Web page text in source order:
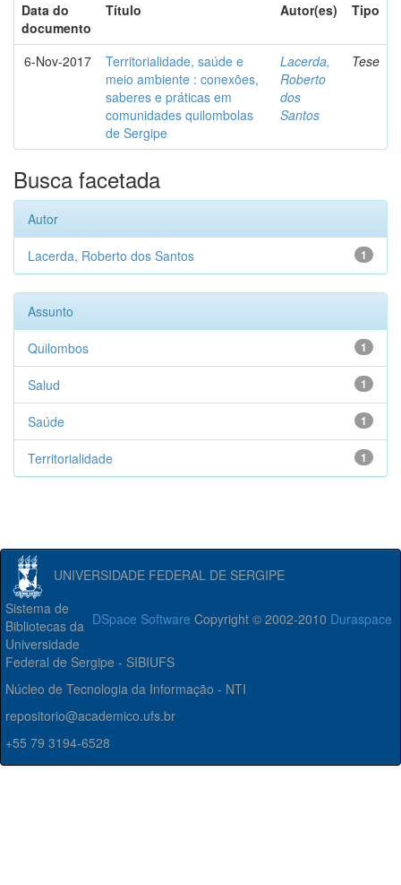
Data do
documento
Título Autor(es) Tipo
6-Nov-2017
Territorialidade, saúde e
meio ambiente : conexões,
saberes e práticas em
comunidades quilombolas
de Sergipe
Lacerda,
Roberto
dos
Santos
Tese
Busca facetada
Autor
1
Lacerda, Roberto dos Santos
Assunto
1
Quilombos
1
Salud
1
Saúde
1
Territorialidade
UNIVERSIDADE FEDERAL DE SERGIPE
DSpace Software Copyright © 2002-2010 Duraspace
Sistema de
Bibliotecas da
Universidade
Federal de Sergipe - SIBIUFS
Núcleo de Tecnologia da Informação - NTI
repositorio@academico.ufs.br
+55 79 3194-6528